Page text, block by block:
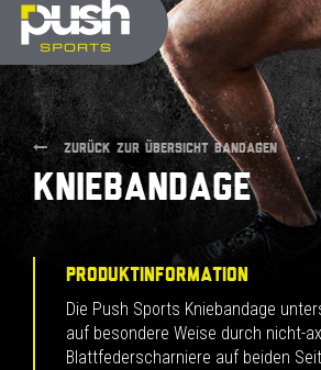
ZURÜCK ZUR ÜBERSICHT BANDAGEN
Kniebandage
PRODUKTINFORMATION
Die Push Sports Kniebandage
auf besondere Weise durch nicht-
Blattfederscharniere auf beiden